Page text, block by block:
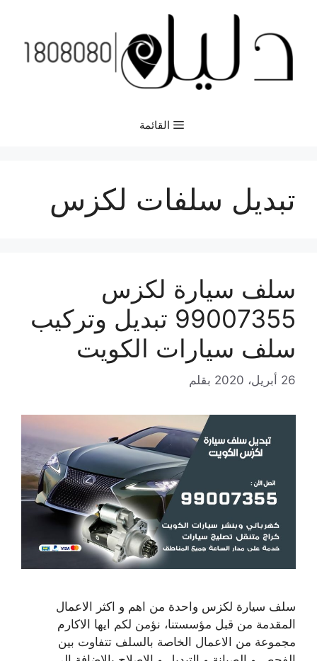
المحتوى
القائمة
تبديل سلفات لكزس
سلف سيارة لكزس
99007355 تبديل وتركيب
سلف سيارات الكويت
26 أبريل، 2020 بقلم
سلف سيارة لكزس واحدة من اهم و اكثر الاعمال
المقدمة من قبل مؤسستنا، نؤمن لكم ايها الاكارم
مجموعة من الاعمال الخاصة بالسلف تتفاوت بين